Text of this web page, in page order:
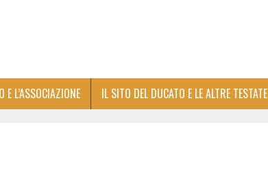
E L’ASSOCIAZIONE IL SITO DEL DUCATO E LE ALTRE TESTATE